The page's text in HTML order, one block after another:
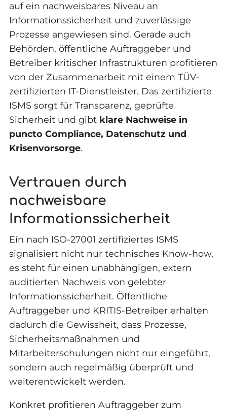
auf ein nachweisbares Niveau an
Informationssicherheit und zuverlässige
Prozesse angewiesen sind. Gerade auch
Behörden, öffentliche Auftraggeber und
Betreiber kritischer Infrastrukturen profitieren
von der Zusammenarbeit mit einem TÜV-
zertifizierten IT-Dienstleister. Das zertifizierte
ISMS sorgt für Transparenz, geprüfte
Sicherheit und gibt klare Nachweise in
puncto Compliance, Datenschutz und
Krisenvorsorge.
Vertrauen durch
nachweisbare
Informationssicherheit
Ein nach ISO-27001 zertifiziertes ISMS
signalisiert nicht nur technisches Know-how,
es steht für einen unabhängigen, extern
auditierten Nachweis von gelebter
Informationssicherheit. Öffentliche
Auftraggeber und KRITIS-Betreiber erhalten
dadurch die Gewissheit, dass Prozesse,
Sicherheitsmaßnahmen und
Mitarbeiterschulungen nicht nur eingeführt,
sondern auch regelmäßig überprüft und
weiterentwickelt werden.
Konkret profitieren Auftraggeber zum